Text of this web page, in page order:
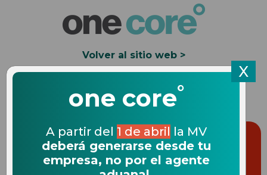
Volver al sitio web >
Solicita una Demo
X
one core°
A partir del 1 de abril la MV
deberá generarse desde tu
empresa, no por el agente